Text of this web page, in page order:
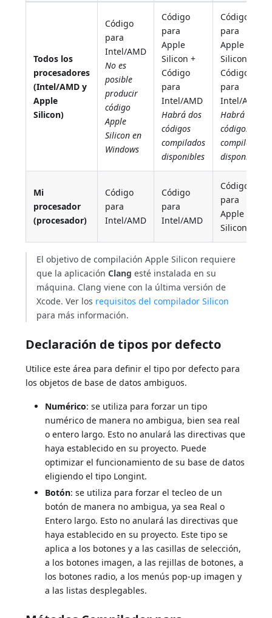
Todos los
procesadores
(Intel/AMD y
Apple
Silicon)
Código
para
Intel/AMD
No es
posible
producir
código
Apple
Silicon en
Windows
Código
para
Apple
Silicon +
Código
para
Intel/AMD
Habrá dos
códigos
compilados
disponibles
Código
para
Apple
Silicon +
Código
para
Intel/AMD
Habrá dos
códigos
compilados
disponibles
Mi
procesador
(procesador)
Código
para
Intel/AMD
Código
para
Intel/AMD
Código
para
Apple
Silicon
El objetivo de compilación Apple Silicon requiere
que la aplicaciónClang esté instalada en su
máquina. Clang viene con la última versión de
Xcode. Ver los requisitos del compilador Silicon
para más información.
Declaración de tipos por defecto
Utilice este área para definir el tipo por defecto para
los objetos de base de datos ambiguos.
Numérico: se utiliza para forzar un tipo
numérico de manera no ambigua, bien sea real
o entero largo. Esto no anulará las directivas que
haya establecido en su proyecto. Puede
optimizar el funcionamiento de su base de datos
eligiendo el tipo Longint.
Botón: se utiliza para forzar el tecleo de un
botón de manera no ambigua, ya sea Real o
Entero largo. Esto no anulará las directivas que
haya establecido en su proyecto. Este tipo se
aplica a los botones y a las casillas de selección,
a los botones imagen, a las rejillas de botones, a
los botones radio, a los menús pop-up imagen y
a las listas desplegables.